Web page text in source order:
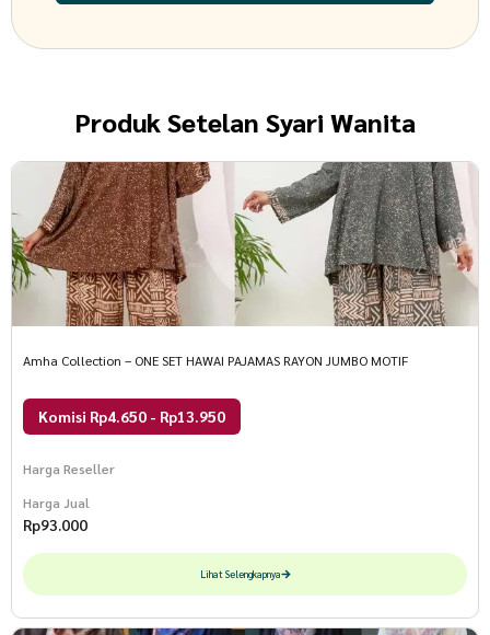
ProdukSetelan Syari Wanita
Amha Collection – ONE SET HAWAI PAJAMAS RAYON JUMBO MOTIF
Komisi Rp4.650 - Rp13.950
Harga Reseller
Harga Jual
Rp93.000
Lihat Selengkapnya